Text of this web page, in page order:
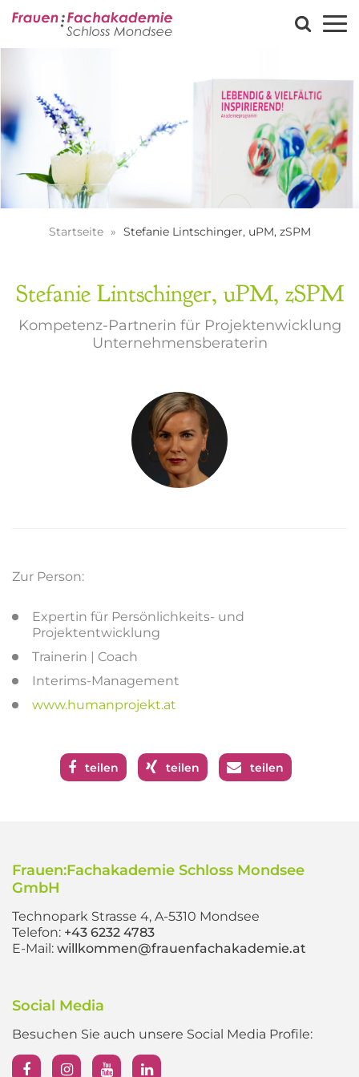
Startseite Stefanie Lintschinger, uPM, zSPM
Stefanie Lintschinger, uPM, zSPM
Kompetenz-Partnerin für Projektenwicklung
Unternehmensberaterin
Zur Person:
Expertin für Persönlichkeits- und
Projektentwicklung
Trainerin | Coach
Interims-Management
www.humanprojekt.at
teilen teilen teilen
Frauen:Fachakademie Schloss Mondsee
GmbH
Technopark Strasse 4, A-5310 Mondsee
Telefon: +43 6232 4783
E-Mail: willkommen@frauenfachakademie.at
Social Media
Besuchen Sie auch unsere Social Media Profile: